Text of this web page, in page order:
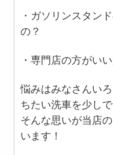
・ガソリンスタン
の？
・専門店の方がい
悩みはみなさんい
ちたい洗車を少し
そんな思いが当店
います！